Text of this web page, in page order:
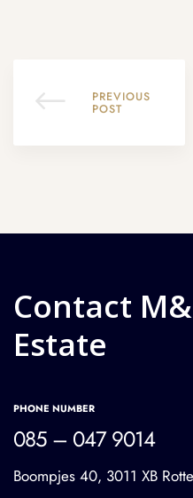
PREVIOUS
POST
Contact
Estate
PHONE NUMBER
085 – 047 9014
Boompjes 40, 3011 XB